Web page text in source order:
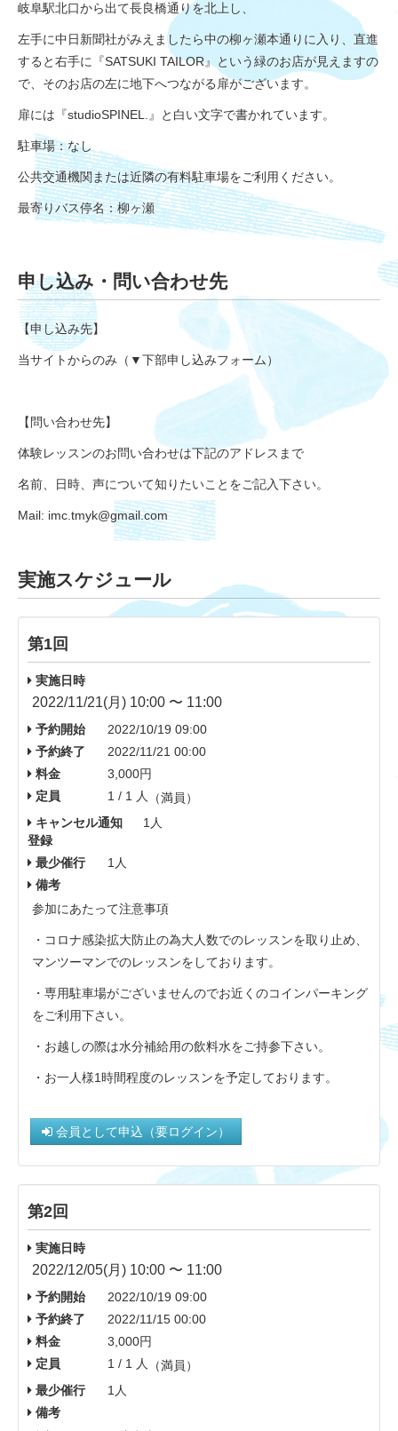
岐阜駅北口から出て長良橋通りを北上し、
左手に中日新聞社がみえましたら中の柳ヶ瀬本通りに入り、直進
すると右手に『SATSUKI TAILOR』という緑のお店が見えますの
で、そのお店の左に地下へつながる扉がございます。
扉には『studioSPINEL.』と白い文字で書かれています。
駐車場：なし
公共交通機関または近隣の有料駐車場をご利用ください。
最寄りバス停名：柳ヶ瀬
申し込み・問い合わせ先
【申し込み先】
当サイトからのみ（▼下部申し込みフォーム）
【問い合わせ先】
体験レッスンのお問い合わせは下記のアドレスまで
名前、日時、声について知りたいことをご記入下さい。
Mail: imc.tmyk@gmail.com
実施スケジュール
第1回
実施日時
2022/11/21(月) 10:00 〜 11:00
予約開始
2022/10/19 09:00
予約終了
2022/11/21 00:00
料金
3,000円
定員
1 / 1 人
（満員）
キャンセル通知
登録
1人
最少催行
1人
備考
参加にあたって注意事項
・コロナ感染拡大防止の為大人数でのレッスンを取り止め、
マンツーマンでのレッスンをしております。
・専用駐車場がございませんのでお近くのコインパーキング
をご利用下さい。
・お越しの際は水分補給用の飲料水をご持参下さい。
・お一人様1時間程度のレッスンを予定しております。
会員として申込（要ログイン）
第2回
実施日時
2022/12/05(月) 10:00 〜 11:00
予約開始
2022/10/19 09:00
予約終了
2022/11/15 00:00
料金
3,000円
定員
1 / 1 人
（満員）
最少催行
1人
備考